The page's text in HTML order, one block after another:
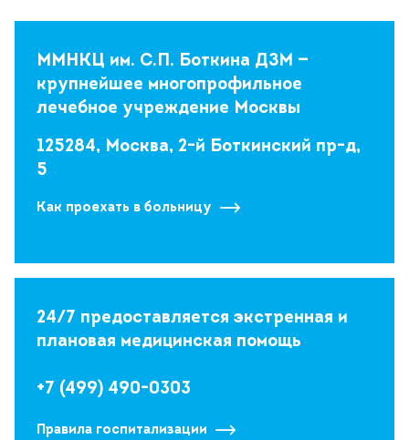
ММНКЦ им. С.П. Боткина ДЗМ —
крупнейшее многопрофильное
лечебное учреждение Москвы
125284, Москва, 2-й Боткинский пр-д,
5
Как проехать в больницу
24/7 предоставляется экстренная и
плановая медицинская помощь
+7 (499) 490-0303
Правила госпитализации